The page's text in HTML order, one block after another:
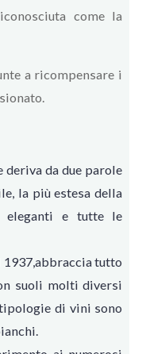
come la
a ricompensare i
deriva da due parole
la più estesa della
eleganti e tutte le
1937,abbraccia tutto
suoli molti diversi
di vini sono